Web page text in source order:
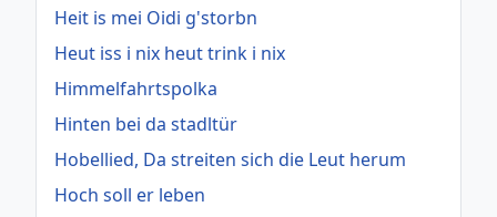
Heit is mei Oidi g'storbn
Heut iss i nix heut trink i nix
Himmelfahrtspolka
Hinten bei da stadltür
Hobellied, Da streiten sich die Leut herum
Hoch soll er leben